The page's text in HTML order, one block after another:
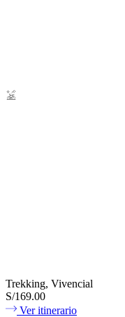
Trekking, Vivencial
S/169.00
Ver itinerario